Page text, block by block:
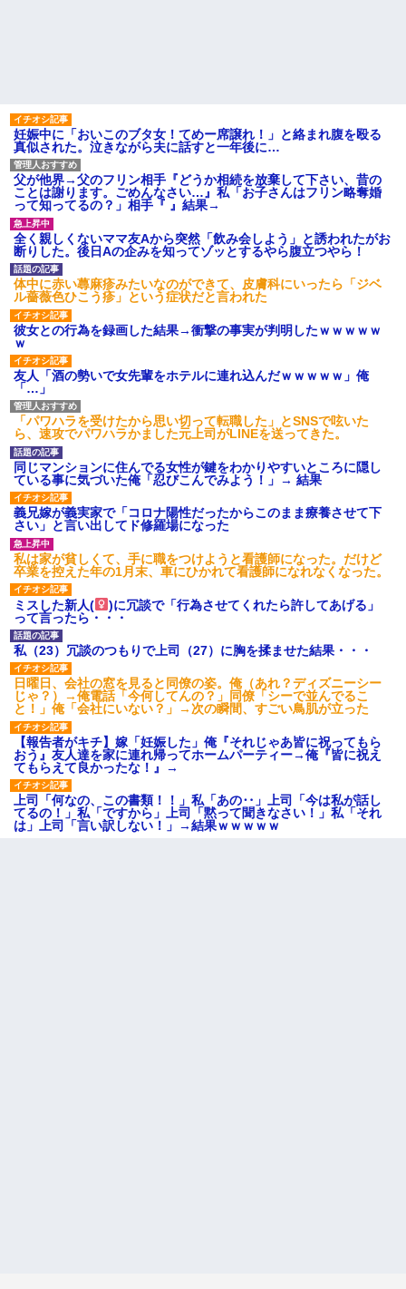
妊娠中に「おいこのブタ女！てめー席譲れ！」と絡まれ腹を殴る
真似された。泣きながら夫に話すと一年後に…
父が他界→父のフリン相手『どうか相続を放棄して下さい、昔の
ことは謝ります。ごめんなさい…』私「お子さんはフリン略奪婚
って知ってるの？」相手『 』結果→
全く親しくないママ友Aから突然「飲み会しよう」と誘われたがお
断りした。後日Aの企みを知ってゾッとするやら腹立つやら！
体中に赤い蕁麻疹みたいなのができて、皮膚科にいったら「ジベ
ル薔薇色ひこう疹」という症状だと言われた
彼女との行為を録画した結果→衝撃の事実が判明したｗｗｗｗｗ
ｗ
友人「酒の勢いで女先輩をホテルに連れ込んだｗｗｗｗｗ」俺
「…」
「パワハラを受けたから思い切って転職した」とSNSで呟いた
ら、速攻でパワハラかました元上司がLINEを送ってきた。
同じマンションに住んでる女性が鍵をわかりやすいところに隠し
ている事に気づいた俺「忍びこんでみよう！」→ 結果
義兄嫁が義実家で「コロナ陽性だったからこのまま療養させて下
さい」と言い出してド修羅場になった
私は家が貧しくて、手に職をつけようと看護師になった。だけど
卒業を控えた年の1月末、車にひかれて看護師になれなくなった。
ミスした新人(
)に冗談で「行為させてくれたら許してあげる」
って言ったら・・・
私（23）冗談のつもりで上司（27）に胸を揉ませた結果・・・
日曜日、会社の窓を見ると同僚の姿。俺（あれ？ディズニーシー
じゃ？）→俺電話「今何してんの？」同僚「シーで並んでるこ
と！」俺「会社にいない？」→次の瞬間、すごい鳥肌が立った
【報告者がキチ】嫁「妊娠した」俺『それじゃあ皆に祝ってもら
おう』友人達を家に連れ帰ってホームパーティー→俺『皆に祝え
てもらえて良かったな！』→
上司「何なの、この書類！！」私「あの‥」上司「今は私が話し
てるの！」私「ですから」上司「黙って聞きなさい！」私「それ
は」上司「言い訳しない！」→結果ｗｗｗｗｗ